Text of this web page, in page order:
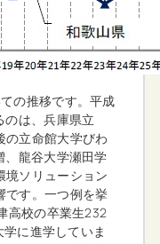
の推移です。平成
のは、兵庫県立
の立命館大学びわ
、龍谷大学瀬田学
境ソリューション
です。一つ例を挙
高校の卒業生232
に進学していま